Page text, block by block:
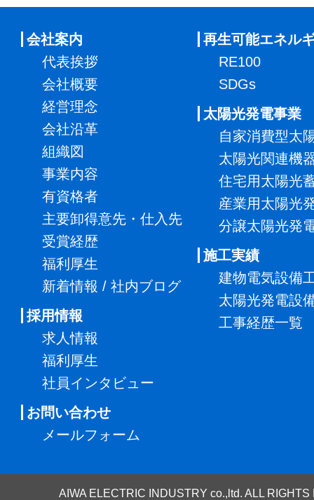
会社案内
代表挨拶
会社概要
経営理念
会社沿革
組織図
事業内容
有資格者
主要卸得意先・仕入先
受賞経歴
福利厚生
新着情報 / 社内ブログ
採用情報
求人情報
福利厚生
社員インタビュー
お問い合わせ
メールフォーム
再生可能エネル
RE100
SDGs
太陽光発電事業
自家消費型太
太陽光関連機
住宅用太陽光
産業用太陽光
分譲太陽光発
施工実績
建物電気設備
太陽光発電設
工事経歴一覧
AIWA ELECTRIC INDUSTRY co.,ltd. ALL